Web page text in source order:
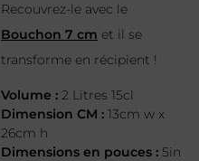
Recouvrez-le avec le
Bouchon 7 cm et il se
transforme en récipient !
Volume : 2 Litres 15cl
Dimension CM : 13cm w x
26cm h
Dimensions en pouces : 5in